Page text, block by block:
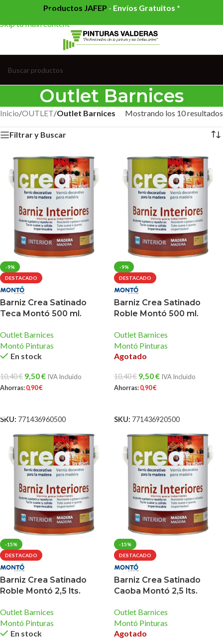
Skip to navigation
Skip to main content
Productos JAFEP - Envíos Gratuitos *
Outlet Barnices
Inicio/OUTLET/Outlet Barnices Mostrando los 10 resultados
Filtrar y Buscar
-9%
DESTACADO
Barniz Crea Satinado
Teca Montó 500 ml.
Outlet Barnices
Montó Pinturas
En stock
10,40€ 9,50€ IVA Incluido
Ahorras:0,90€
SKU: 771436960500
-9%
DESTACADO
Barniz Crea Satinado
Roble Montó 500 ml.
Outlet Barnices
Montó Pinturas
Agotado
10,40€ 9,50€ IVA Incluido
Ahorras:0,90€
SKU: 771436920500
-15%
DESTACADO
Barniz Crea Satinado
Roble Montó 2,5 lts.
Outlet Barnices
Montó Pinturas
En stock
-15%
DESTACADO
Barniz Crea Satinado
Caoba Montó 2,5 lts.
Outlet Barnices
Montó Pinturas
Agotado